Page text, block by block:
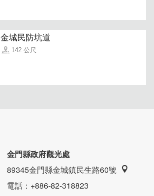
金城民防坑道
142 公尺
金門縣政府觀光處
89345金門縣金城鎮民生路60號
電話：+886-82-318823